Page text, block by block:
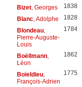
Bizet, Georges 1838
Blanc, Adolphe 1828
Blondeau,
Pierre-Auguste-
Louis
1784
Boëllmann,
Léon
1862
Boïeldieu,
François-Adrien
1775